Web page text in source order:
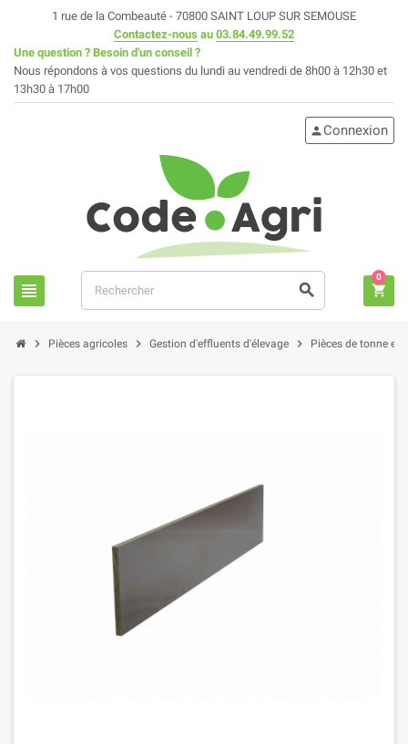
1 rue de la Combeauté - 70800 SAINT LOUP SUR SEMOUSE
Contactez-nous au 03.84.49.99.52
Une question ? Besoin d'un conseil ?
Nous répondons à vos questions du lundi au vendredi de 8h00 à 12h30 et
13h30 à 17h00
view_headline search
person Connexion
shopping_cart
0
chevron_right Pièces agricoles chevron_right Gestion d'effluents d'élevage chevron_right Pièces de tonne et